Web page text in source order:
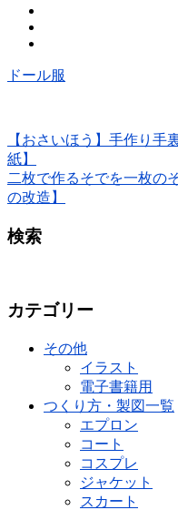
ドール服
【おさいほう】手作り手
紙】
二枚で作るそでを一枚の
の改造】
検索
カテゴリー
その他
イラスト
電子書籍用
つくり方・製図一覧
エプロン
コート
コスプレ
ジャケット
スカート